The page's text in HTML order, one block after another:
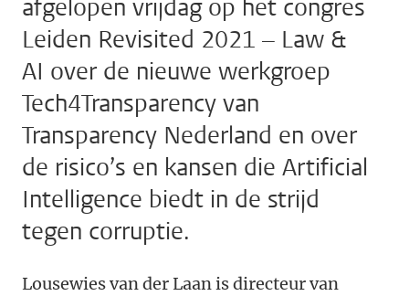
afgelopen vrijdag op het congres
Leiden Revisited 2021 – Law &
AI over de nieuwe werkgroep
Tech4Transparency van
Transparency Nederland en over
de risico’s en kansen die Artificial
Intelligence biedt in de strijd
tegen corruptie.
Lousewies van der Laan is directeur van